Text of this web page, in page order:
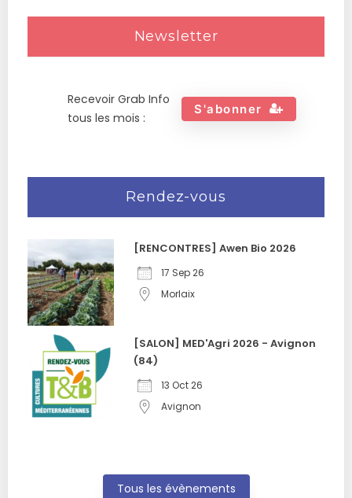
Newsletter
Recevoir Grab Info
tous les mois :
S'abonner
Rendez-vous
[RENCONTRES] Awen Bio 2026
17 Sep 26
Morlaix
[SALON] MED'Agri 2026 - Avignon
(84)
13 Oct 26
Avignon
Tous les évènements